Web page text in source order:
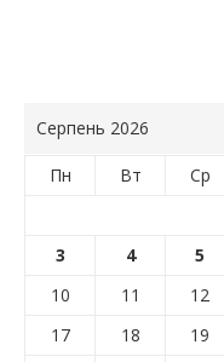
Серпень 2026
Пн Вт Ср
3
4 5
10
11 12
17
18 19